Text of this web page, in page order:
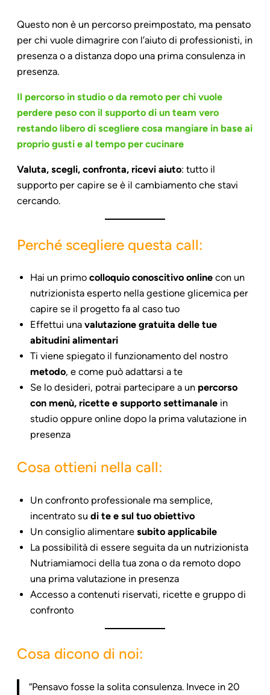
Questo non è un percorso preimpostato, ma pensato
per chi vuole dimagrire con l’aiuto di professionisti, in
presenza o a distanza dopo una prima consulenza in
presenza.
Il percorso in studio o da remoto per chi vuole
perdere peso con il supporto di un team vero
restando libero di scegliere cosa mangiare in base ai
proprio gusti e al tempo per cucinare
Valuta, scegli, confronta, ricevi aiuto: tutto il
supporto per capire se è il cambiamento che stavi
cercando.
Perché scegliere questa call:
Hai un primo colloquio conoscitivo online con un
nutrizionista esperto nella gestione glicemica per
capire se il progetto fa al caso tuo
Effettui una valutazione gratuita delle tue
abitudini alimentari
Ti viene spiegato il funzionamento del nostro
metodo, e come può adattarsi a te
Se lo desideri, potrai partecipare a un percorso
con menù, ricette e supporto settimanale in
studio oppure online dopo la prima valutazione in
presenza
Cosa ottieni nella call:
Un confronto professionale ma semplice,
incentrato su di te e sul tuo obiettivo
Un consiglio alimentare subito applicabile
La possibilità di essere seguita da un nutrizionista
Nutriamiamoci della tua zona o da remoto dopo
una prima valutazione in presenza
Accesso a contenuti riservati, ricette e gruppo di
confronto
Cosa dicono di noi:
“Pensavo fosse la solita consulenza. Invece in 20